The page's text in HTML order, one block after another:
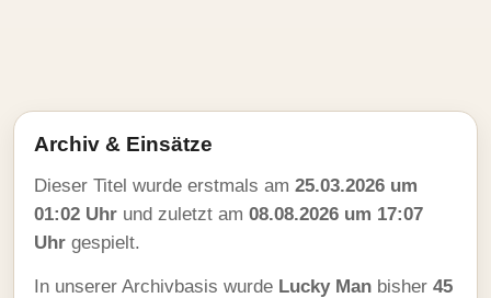
Archiv & Einsätze
Dieser Titel wurde erstmals am 25.03.2026 um
01:02 Uhr und zuletzt am 08.08.2026 um 17:07
Uhr gespielt.
In unserer Archivbasis wurde Lucky Man bisher 45